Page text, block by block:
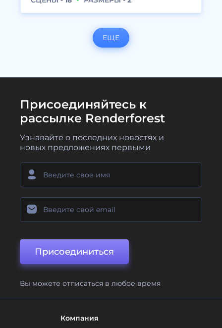
ЕЩЕ
Присоединяйтесь к
рассылке Renderforest
Узнавайте о последних новостях и
новых предложениях первыми
Присоединиться
Вы можете отписаться в любое время
Компания